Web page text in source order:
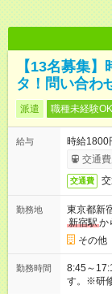
【13名募集
タ！問い合わ
派遣 職種未経験OK
給与
時給1800
交通
交通費
勤務地
東京都新
新宿駅か
その他
勤務時間
8:45～
す。※研